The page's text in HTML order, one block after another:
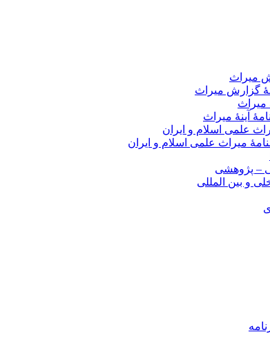
میراث
گزارش میراث
میراث
آینۀ میراث
علمی اسلام و ایران
میراث علمی اسلام و ایران
– پژوهشی
و بین المللی